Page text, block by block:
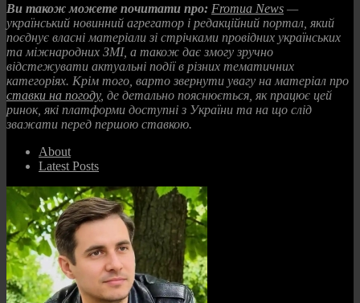
Ви також можете почитати про: Fromua News —
український новинний агрегатор і редакційний портал, який
поєднує власні матеріали зі стрічками провідних українських
та міжнародних ЗМІ, а також дає змогу зручно
відстежувати актуальні події в різних тематичних
категоріях. Крім того, варто звернути увагу на матеріал про
ставки на погоду, де детально пояснюється, як працює цей
ринок, які платформи доступні з України та на що слід
зважати перед першою ставкою.
About
Latest Posts